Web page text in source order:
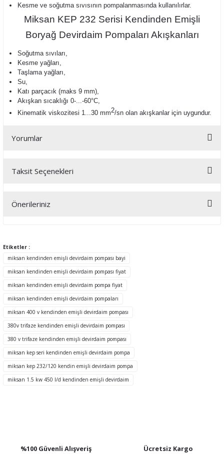
Kesme ve soğutma sıvısının pompalanmasında kullanılırlar.
Miksan KEP 232 Serisi Kendinden Emişli
Boryağ Devirdaim Pompaları Akışkanları
Soğutma sıvıları,
Kesme yağları,
Taşlama yağları,
Su,
Katı parçacık (maks 9 mm),
Akışkan sıcaklığı 0-...-60°C,
Kinematik viskozitesi 1...30 mm2/sn olan akışkanlar için uygundur.
Yorumlar
Bu ürüne ilk yorumu siz yapın!
Taksit Seçenekleri
Önerileriniz
tarafımıza iletebilirsiniz.
Görüş ve önerileriniz için teşekkür ederiz.
Ürün açıklamasında eksik bilgiler bulunuyor.
Ürün bilgilerinde hatalar bulunuyor.
Ürün fiyatı diğer sitelerden daha pahalı.
Bu ürüne benzer farklı alternatifler olmalı.
Etiketler :
miksan kendinden emişli devirdaim pompası bayi
miksan kendinden emişli devirdaim pompası fiyat
miksan kendinden emişli devirdaim pompa fiyat
miksan kendinden emişli devirdaim pompaları
miksan 400 v kendinden emişli devirdaim pompası
380v trifaze kendinden emişli devirdaim pompası
380 v trifaze kendinden emişli devirdaim pompası
miksan kep seri kendinden emişli devirdaim pompa
miksan kep 232/120 kendin emişli devirdaim pompa
miksan 1.5 kw 450 l/d kendinden emişli devirdaim
%100 Güvenli Alışveriş Ücretsiz Kargo